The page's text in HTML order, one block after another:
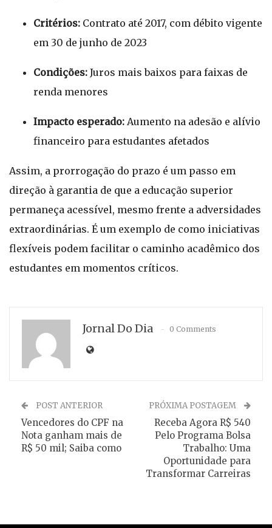
Critérios: Contrato até 2017, com débito vigente
em 30 de junho de 2023
Condições: Juros mais baixos para faixas de
renda menores
Impacto esperado: Aumento na adesão e alívio
financeiro para estudantes afetados
Assim, a prorrogação do prazo é um passo em
direção à garantia de que a educação superior
permaneça acessível, mesmo frente a adversidades
extraordinárias. É um exemplo de como iniciativas
flexíveis podem facilitar o caminho acadêmico dos
estudantes em momentos críticos.
Jornal Do Dia 0 Comments
POST ANTERIOR
Vencedores do CPF na
Nota ganham mais de
R$ 50 mil; Saiba como
PRÓXIMA POSTAGEM
Receba Agora R$ 540
Pelo Programa Bolsa
Trabalho: Uma
Oportunidade para
Transformar Carreiras